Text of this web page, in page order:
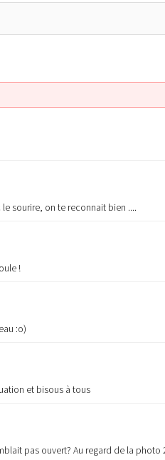
sourire, on te reconnait bien ....
!
:o)
et bisous à tous
pas ouvert? Au regard de la